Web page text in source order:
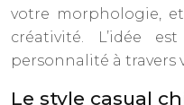
votre morphologie,
créativité. L’idée
personnalité à travers
Le style casual